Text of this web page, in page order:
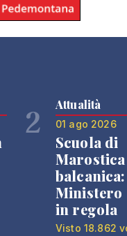
2 Attualità
01 ago 2026
Scuola di
Ministero
in regola
Visto 18.862